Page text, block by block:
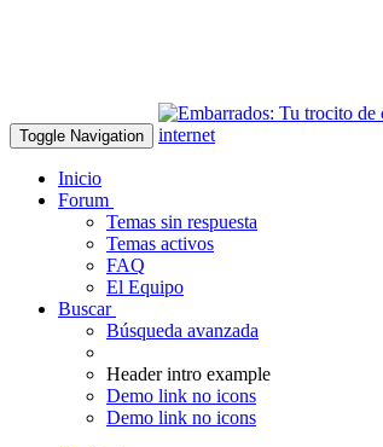
Toggle Navigation
Inicio
Forum
Temas sin respuesta
Temas activos
FAQ
El Equipo
Buscar
Búsqueda avanzada
Header intro example
Demo link no icons
Demo link no icons